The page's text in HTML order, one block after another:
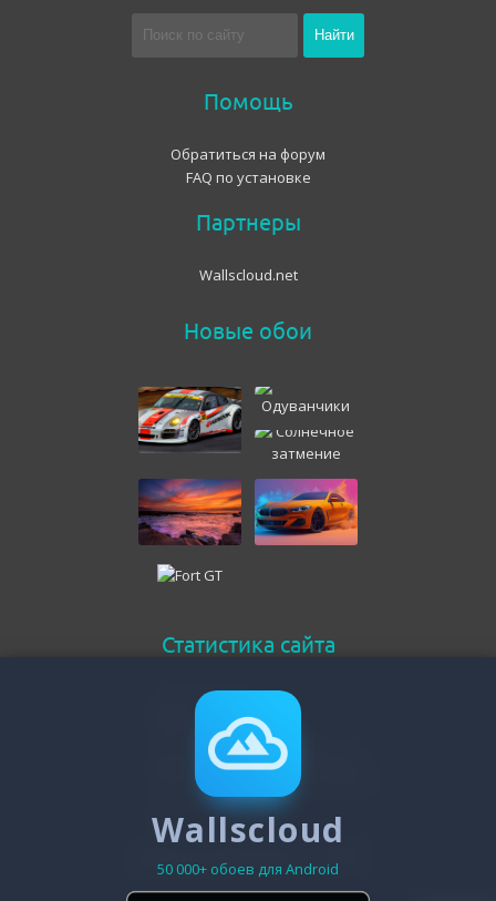
Помощь
Обратиться на форум
FAQ по установке
Партнеры
Wallscloud.net
Новые обои
Статистика сайта
Онлайн всего
Гостей
Пользователей
3
Зарегистрировано - 19475
Wallscloud
50 000+ обоев для Android